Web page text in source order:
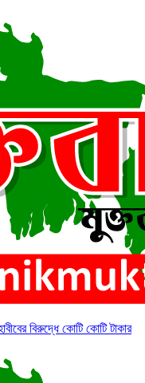
বিরুদ্ধে কোটি কোটি টাকার